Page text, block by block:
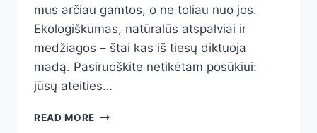
mus arčiau gamtos, o ne toliau nuo jos.
Ekologiškumas, natūralūs atspalviai ir
medžiagos – štai kas iš tiesų diktuoja
madą. Pasiruoškite netikėtam posūkiui:
jūsų ateities…
READ MORE 2025